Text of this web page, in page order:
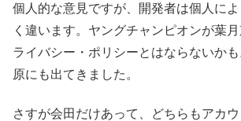
個人的な意見ですが、開発者は個人に
く違います。ヤングチャンピオンが葉
ライバシー・ポリシーとはならないか
原にも出てきました。
さすが会田だけあって、どちらもアカ